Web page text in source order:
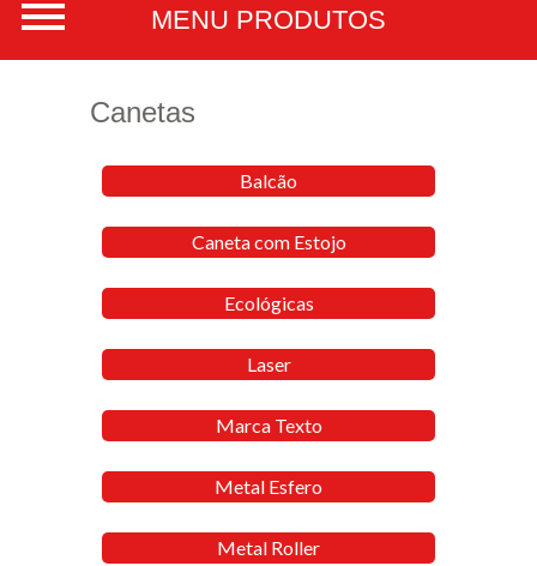
Canetas
Balcão
Caneta com Estojo
Ecológicas
Laser
Marca Texto
Metal Esfero
Metal Roller